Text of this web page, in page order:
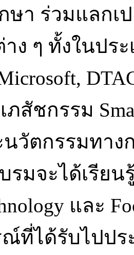
า ร่วมแลกเ
ง ๆ ทั้งในประ
ภสัชกรรม
วัตกรรมทาง
รมจะได้เรียน
และ
ที่ได้รับไปปร